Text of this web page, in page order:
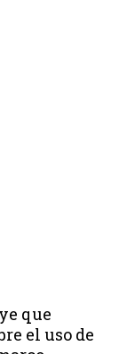
que
el uso de